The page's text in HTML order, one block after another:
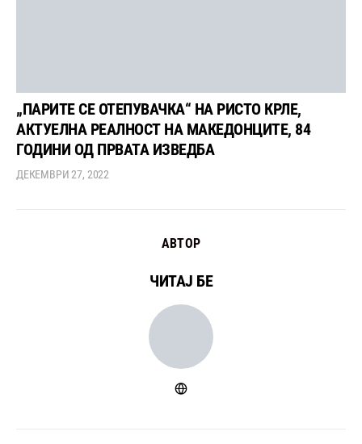
„ПАРИТЕ СЕ ОТЕПУВАЧКА“ НА РИСТО КРЛЕ,
АКТУЕЛНА РЕАЛНОСТ НА МАКЕДОНЦИТЕ, 84
ГОДИНИ ОД ПРВАТА ИЗВЕДБА
ДЕКЕМВРИ 27, 2022
АВТОР
ЧИТАЈ БЕ